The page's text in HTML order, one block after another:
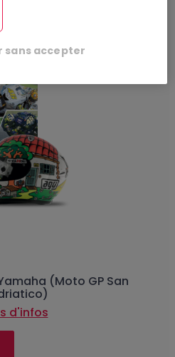
(Moto GP San
d'infos
sans accepter